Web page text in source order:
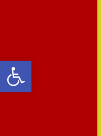
Ouvrir la barre d’outils